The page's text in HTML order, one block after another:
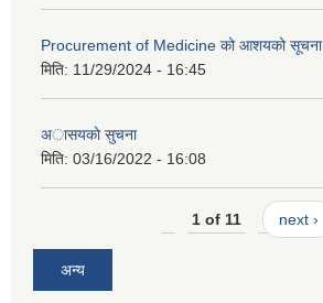
Procurement of Medicine को आशयको सूचना
मिति: 11/29/2024 - 16:45
अासयकाे सुचना
मिति: 03/16/2022 - 16:08
1 of 11 next ›
अन्य